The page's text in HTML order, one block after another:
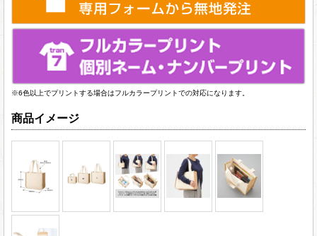
※6色以上でプリントする場合はフルカラープリントでの対応になります。
商品イメージ